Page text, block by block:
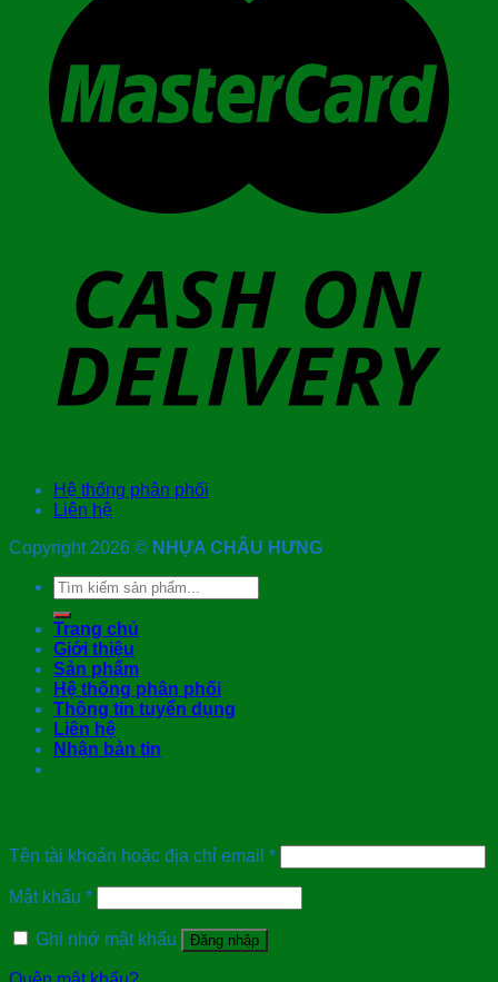
Hệ thống phân phối
Liên hệ
Copyright 2026 © NHỰA CHÂU HƯNG
Tìm
kiếm:
Trang chủ
Giới thiệu
Sản phẩm
Hệ thống phân phối
Thông tin tuyển dụng
Liên hệ
Nhận bản tin
Tên tài khoản hoặc địa chỉ email *
Mật khẩu *
Ghi nhớ mật khẩu Đăng nhập